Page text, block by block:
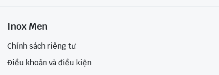
Inox Men
Chính sách riêng tư
Điều khoản và điều kiện